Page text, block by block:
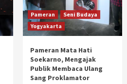
Pameran
Seni Budaya
Yogyakarta
Pameran Mata Hati
Soekarno, Mengajak
Publik Membaca Ulang
Sang Proklamator